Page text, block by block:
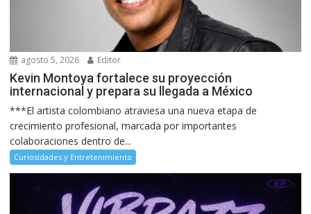
agosto 5, 2026 Editor
Kevin Montoya fortalece su proyección
internacional y prepara su llegada a México
***El artista colombiano atraviesa una nueva etapa de
crecimiento profesional, marcada por importantes
colaboraciones dentro de...
Curiosidades y Entretenimiento